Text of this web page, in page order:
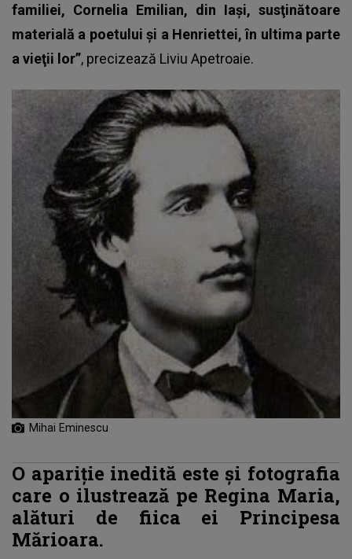
familiei, Cornelia Emilian, din Iaşi, susţinătoare
materială a poetului şi a Henriettei, în ultima parte
a vieţii lor”, precizează Liviu Apetroaie.
Mihai Eminescu
O apariţie inedită este şi fotografia
care o ilustrează pe Regina Maria,
alături de fiica ei Principesa
Mărioara.